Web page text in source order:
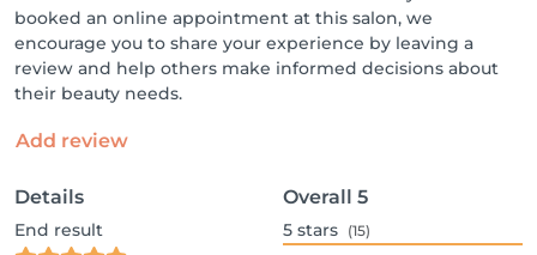
booked an online appointment at this salon, we
encourage you to share your experience by leaving a
review and help others make informed decisions about
their beauty needs.
Add review
Details
End result
Overall 5
5 stars (15)